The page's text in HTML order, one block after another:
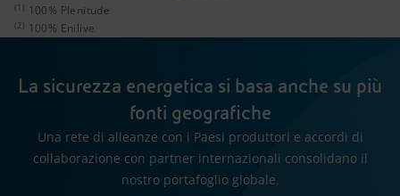
(1) 100% Plenitude
(2) 100% Enilive
La sicurezza energetica si basa anche su più
fonti geografiche
Una rete di alleanze con i Paesi produttori e accordi di
collaborazione con partner internazionali consolidano il
nostro portafoglio globale.